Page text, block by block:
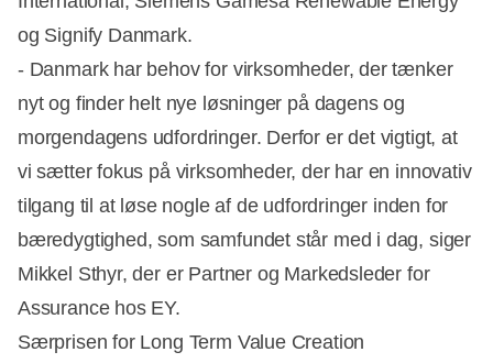
og Signify Danmark.
- Danmark har behov for virksomheder, der tænker
nyt og finder helt nye løsninger på dagens og
morgendagens udfordringer. Derfor er det vigtigt, at
vi sætter fokus på virksomheder, der har en innovativ
tilgang til at løse nogle af de udfordringer inden for
bæredygtighed, som samfundet står med i dag, siger
Mikkel Sthyr, der er Partner og Markedsleder for
Assurance hos EY.
Særprisen for Long Term Value Creation